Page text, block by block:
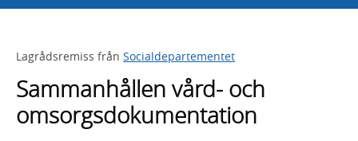
Lagrådsremiss från Socialdepartementet
Sammanhållen vård- och
omsorgsdokumentation